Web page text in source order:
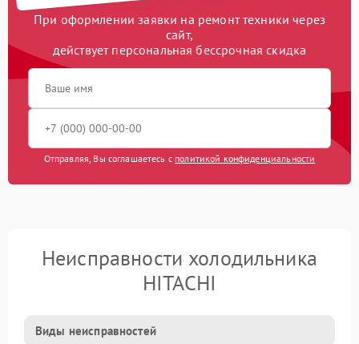
При оформлении заявки на ремонт техники через
сайт,
действует персональная бессрочная скидка
Отправляя, Вы соглашаетесь с политикой конфиденциальности
Неисправности холодильника
HITACHI
Виды неисправностей